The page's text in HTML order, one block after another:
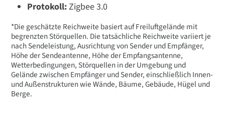
Protokoll:Zigbee 3.0
*Die geschätzte Reichweite basiert auf Freiluftgelände mit
begrenzten Störquellen. Die tatsächliche Reichweite variiert je
nach Sendeleistung, Ausrichtung von Sender und Empfänger,
Höhe der Sendeantenne, Höhe der Empfangsantenne,
Wetterbedingungen, Störquellen in der Umgebung und
Gelände zwischen Empfänger und Sender, einschließlich Innen-
und Außenstrukturen wie Wände, Bäume, Gebäude, Hügel und
Berge.